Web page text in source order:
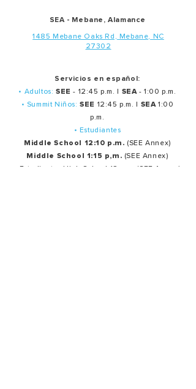
SEA - Mebane, Alamance
1485 Mebane Oaks Rd, Mebane, NC
27302
Servicios en español:
• Adultos:SEE - 12:45 p.m. | SEA- 1:00 p.m.
• Summit Niños:SEE 12:45 p.m. | SEA1:00
p.m.
• Estudiantes
Middle School 12:10 p.m. (SEE Annex)
Middle School 1:15 p,m. (SEE Annex)
• Estudiantes High School 12 p.m. (SEE Annex)